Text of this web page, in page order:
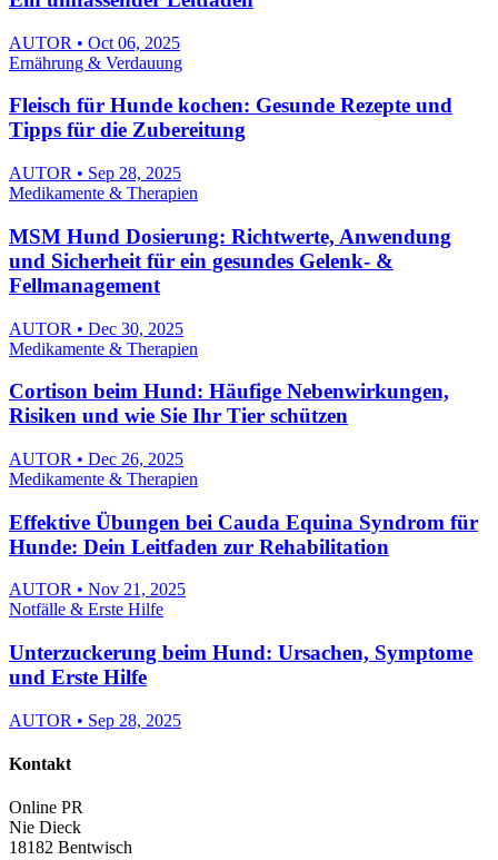
AUTOR • Oct 06, 2025
Ernährung & Verdauung
Fleisch für Hunde kochen: Gesunde Rezepte und
Tipps für die Zubereitung
AUTOR • Sep 28, 2025
Medikamente & Therapien
MSM Hund Dosierung: Richtwerte, Anwendung
und Sicherheit für ein gesundes Gelenk- &
Fellmanagement
AUTOR • Dec 30, 2025
Medikamente & Therapien
Cortison beim Hund: Häufige Nebenwirkungen,
Risiken und wie Sie Ihr Tier schützen
AUTOR • Dec 26, 2025
Medikamente & Therapien
Effektive Übungen bei Cauda Equina Syndrom für
Hunde: Dein Leitfaden zur Rehabilitation
AUTOR • Nov 21, 2025
Notfälle & Erste Hilfe
Unterzuckerung beim Hund: Ursachen, Symptome
und Erste Hilfe
AUTOR • Sep 28, 2025
Kontakt
Online PR
Nie Dieck
18182 Bentwisch